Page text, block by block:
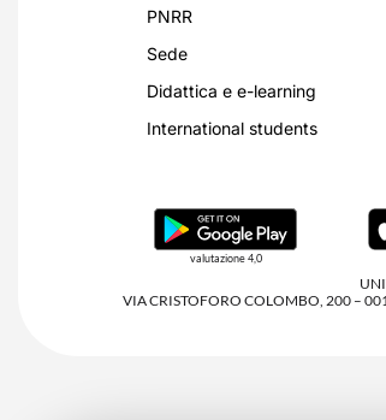
PNRR
Sede
Didattica e e-learning
International students
valutazione 4,0
VIA CRISTOFORO COLOMBO, 200 –